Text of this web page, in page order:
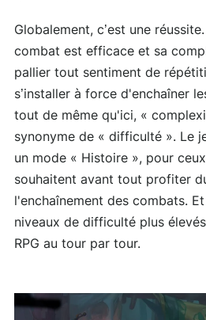
Globalement, c’est une
combat est efficace et sa
pallier tout sentiment de
s’installer à force d'enchaîner
tout de même qu'ici, «
synonyme de « difficulté ». Le
un mode « Histoire », pour
souhaitent avant tout profiter
l'enchaînement des combats.
niveaux de difficulté plus
RPG au tour par tour.